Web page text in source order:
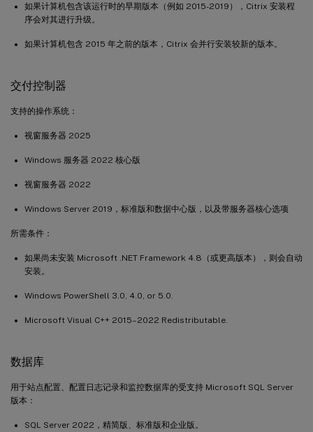
如果计算机包含该运行时的早期版本（例如 2015-2019），Citrix 安装程
序会对其进行升级。
如果计算机包含 2015 年之前的版本，Citrix 会并行安装较新的版本。
交付控制器
支持的操作系统：
视窗服务器 2025
Windows 服务器 2022 核心版
视窗服务器 2022
Windows Server 2019，标准版和数据中心版，以及带服务器核心选项
所需条件：
如果尚未安装 Microsoft .NET Framework 4.8（或更高版本），则会自动
安装。
Windows PowerShell 3.0, 4.0, or 5.0.
Microsoft Visual C++ 2015–2022 Redistributable.
数据库
用于站点配置、配置日志记录和监控数据库的受支持 Microsoft SQL Server
版本：
SQL Server 2022，精简版、标准版和企业版。